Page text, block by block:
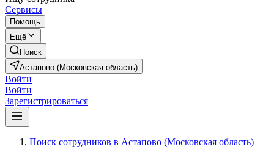
Сервисы
Помощь
Ещё
Поиск
Астапово (Московская область)
Войти
Войти
Зарегистрироваться
Поиск сотрудников в Астапово (Московская область)